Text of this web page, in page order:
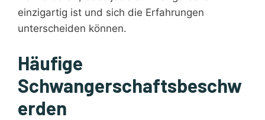
einzigartig ist und sich die Erfahrungen
unterscheiden können.
Häufige
Schwangerschaftsbeschw
erden